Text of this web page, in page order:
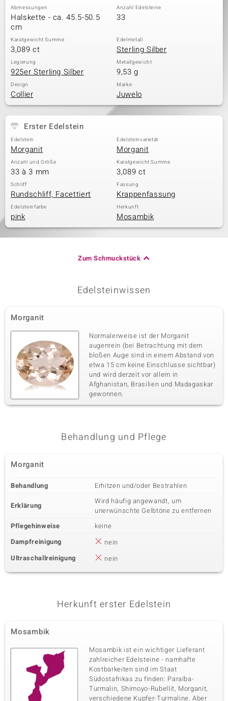
Classics
Abmessungen
Halskette - ca. 45.5-50.5
cm
Anzahl Edelsteine
33
Karatgewicht Summe
3,089 ct
Edelmetall
Sterling Silber
Legierung
925er Sterling Silber
Metallgewicht
9,53 g
Design
Collier
Marke
Juwelo
Erster Edelstein
Edelstein
Morganit
Edelsteinvarietät
Morganit
Anzahl und Größe
33 à 3 mm
Karatgewicht Summe
3,089 ct
Schliff
Rundschliff, Facettiert
Fassung
Krappenfassung
Edelsteinfarbe
pink
Herkunft
Mosambik
Zum Schmuckstück
Edelsteinwissen
Morganit
Normalerweise ist der Morganit
augenrein (bei Betrachtung mit dem
bloßen Auge sind in einem Abstand von
etwa 15 cm keine Einschlusse sichtbar)
und wird derzeit vor allem in
Afghanistan, Brasilien und Madagaskar
gewonnen.
Behandlung und Pflege
Morganit
Behandlung Erhitzen und/oder Bestrahlen
Erklärung
Wird häufig angewandt, um
unerwünschte Gelbtöne zu entfernen
Pflegehinweise
keine
Dampfreinigung
nein
Ultraschallreinigung
nein
Herkunft erster Edelstein
Mosambik
Mosambik ist ein wichtiger Lieferant
zahlreicher Edelsteine - namhafte
Kostbarkeiten sind im Staat
Südostafrikas zu finden: Paraíba-
Turmalin, Shimoyo-Rubellit, Morganit,
verschiedene Kupfer-Turmaline. Aber